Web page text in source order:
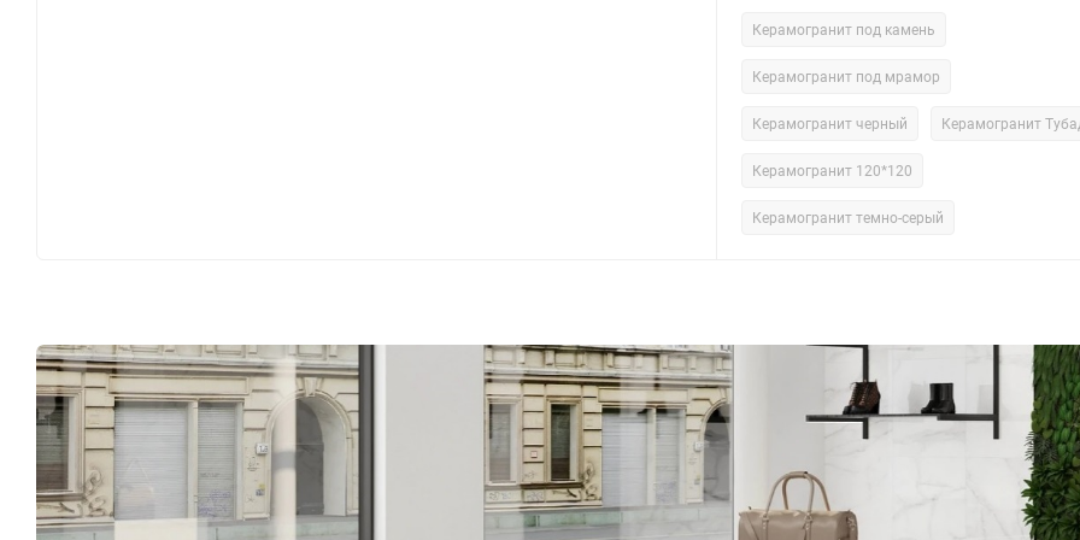
Керамогранит под камень
Керамогранит под мрамор
Керамогранит черный Керамогранит
Керамогранит 120*120
Керамогранит темно-серый